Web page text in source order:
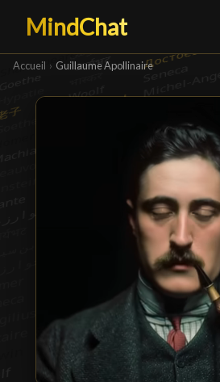
MindChat
Accueil › Guillaume Apollinaire